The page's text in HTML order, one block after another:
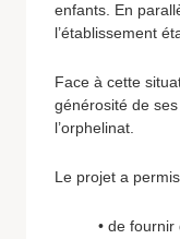
enfants. En
l’établissement
Face à cette
générosité de
l’orphelinat.
Le projet a
• de